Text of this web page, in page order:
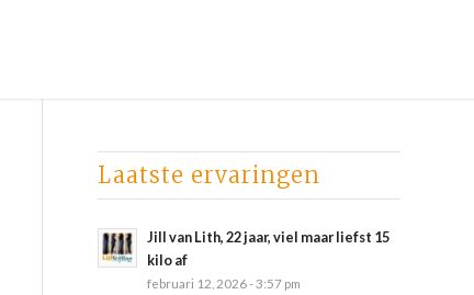
Laatste ervaringen
Jill van Lith, 22 jaar, viel maar liefst 15
kilo af
februari 12, 2026 - 3:57 pm